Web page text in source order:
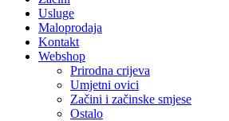
Usluge
Maloprodaja
Kontakt
Webshop
Prirodna crijeva
Umjetni ovici
Začini i začinske smjese
Ostalo